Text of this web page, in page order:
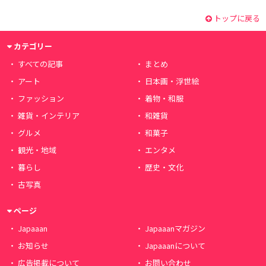
トップに戻る
カテゴリー
すべての記事
まとめ
アート
日本画・浮世絵
ファッション
着物・和服
雑貨・インテリア
和雑貨
グルメ
和菓子
観光・地域
エンタメ
暮らし
歴史・文化
古写真
ページ
Japaaan
Japaaanマガジン
お知らせ
Japaaanについて
広告掲載について
お問い合わせ